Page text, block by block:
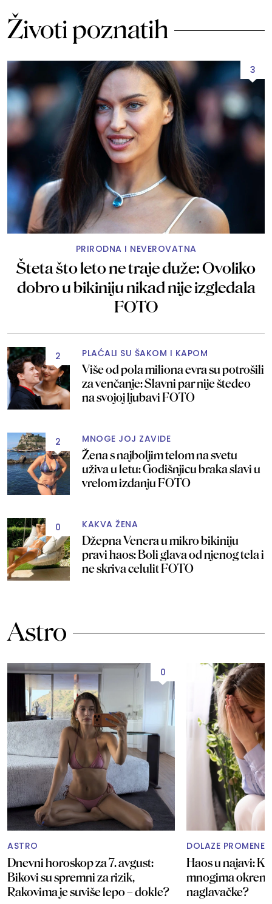
Životi poznatih
3
PRIRODNA I NEVEROVATNA
Šteta što leto ne traje duže: Ovoliko
dobro u bikiniju nikad nije izgledala
FOTO
2 PLAĆALI SU ŠAKOM I KAPOM
Više od pola miliona evra su potrošili
za venčanje: Slavni par nije štedeo
na svojoj ljubavi FOTO
2 MNOGE JOJ ZAVIDE
Žena s najboljim telom na svetu
uživa u letu: Godišnjicu braka slavi u
vrelom izdanju FOTO
0 KAKVA ŽENA
Džepna Venera u mikro bikiniju
pravi haos: Boli glava od njenog tela i
ne skriva celulit FOTO
Astro
0
ASTRO
Dnevni horoskop za 7. avgust:
Bikovi su spremni za rizik,
Rakovima je suviše lepo – dokle?
DOLAZE PROMENE
Haos u najavi:
mnogima
naglavačke?